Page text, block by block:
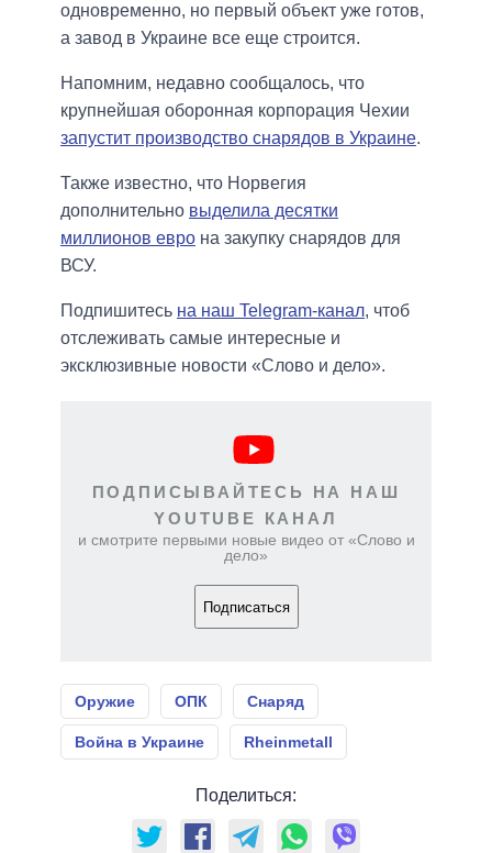
одновременно, но первый объект уже готов,
а завод в Украине все еще строится.
Напомним, недавно сообщалось, что
крупнейшая оборонная корпорация Чехии
запустит производство снарядов в Украине.
Также известно, что Норвегия
дополнительно выделила десятки
миллионов евро на закупку снарядов для
ВСУ.
Подпишитесь на наш Telegram-канал, чтоб
отслеживать самые интересные и
эксклюзивные новости «Слово и дело».
ПОДПИСЫВАЙТЕСЬ НА НАШ
YOUTUBE КАНАЛ
и смотрите первыми новые видео от «Слово и
дело»
Подписаться
Оружие ОПК Снаряд
Война в Украине Rheinmetall
Поделиться: